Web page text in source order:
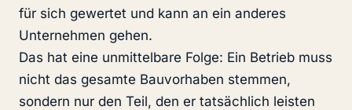
für sich gewertet und kann an ein anderes
Unternehmen gehen.
Das hat eine unmittelbare Folge: Ein Betrieb muss
nicht das gesamte Bauvorhaben stemmen,
sondern nur den Teil, den er tatsächlich leisten